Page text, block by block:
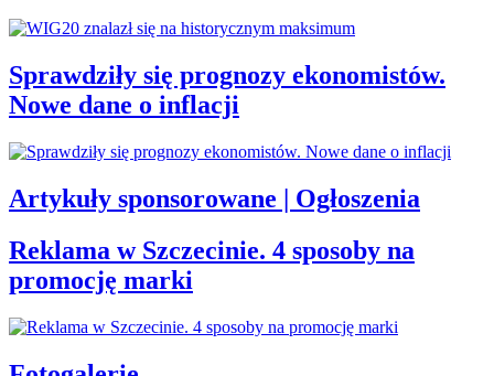
Sprawdziły się prognozy ekonomistów.
Nowe dane o inflacji
Artykuły sponsorowane | Ogłoszenia
Reklama w Szczecinie. 4 sposoby na
promocję marki